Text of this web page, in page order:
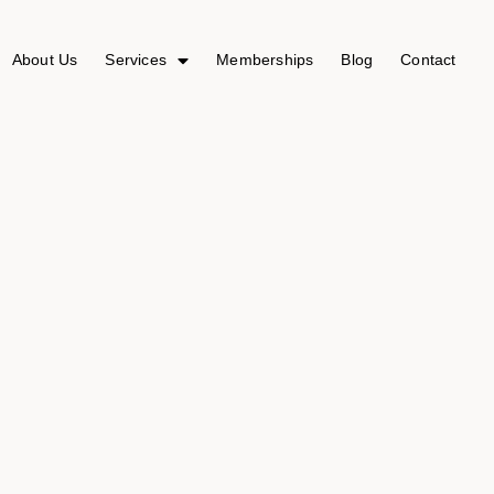
About Us Services Memberships Blog Contact